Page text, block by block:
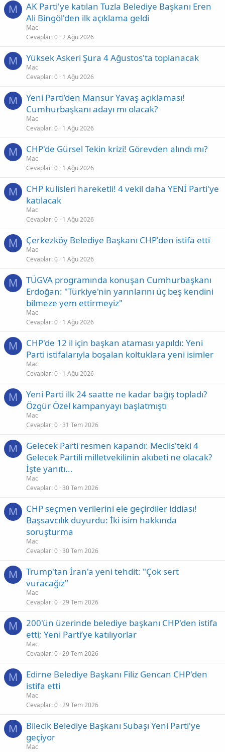
M
AK Parti'ye katılan Tuzla Belediye Başkanı Eren
Ali Bingöl'den ilk açıklama geldi
Mac
Cevaplar 0 2 Ağu 2026
M Yüksek Askeri Şura 4 Ağustos'ta toplanacak
Mac
Cevaplar 0 1 Ağu 2026
M
Yeni Parti’den Mansur Yavaş açıklaması!
Cumhurbaşkanı adayı mı olacak?
Mac
Cevaplar 0 1 Ağu 2026
M CHP'de Gürsel Tekin krizi! Görevden alındı mı?
Mac
Cevaplar 0 1 Ağu 2026
M
CHP kulisleri hareketli! 4 vekil daha YENİ Parti'ye
katılacak
Mac
Cevaplar 0 1 Ağu 2026
M Çerkezköy Belediye Başkanı CHP'den istifa etti
Mac
Cevaplar 0 1 Ağu 2026
M
TÜGVA programında konuşan Cumhurbaşkanı
Erdoğan: "Türkiye'nin yarınlarını üç beş kendini
bilmeze yem ettirmeyiz"
Mac
Cevaplar 0 1 Ağu 2026
M
CHP'de 12 il için başkan ataması yapıldı: Yeni
Parti istifalarıyla boşalan koltuklara yeni isimler
Mac
Cevaplar 0 1 Ağu 2026
M
Yeni Parti ilk 24 saatte ne kadar bağış topladı?
Özgür Özel kampanyayı başlatmıştı
Mac
Cevaplar 0 31 Tem 2026
M
Gelecek Parti resmen kapandı: Meclis'teki 4
Gelecek Partili milletvekilinin akıbeti ne olacak?
İşte yanıtı...
Mac
Cevaplar 0 30 Tem 2026
M
CHP seçmen verilerini ele geçirdiler iddiası!
Başsavcılık duyurdu: İki isim hakkında
soruşturma
Mac
Cevaplar 0 30 Tem 2026
M
Trump'tan İran'a yeni tehdit: "Çok sert
vuracağız"
Mac
Cevaplar 0 29 Tem 2026
M
200'ün üzerinde belediye başkanı CHP'den istifa
etti; Yeni Parti’ye katılıyorlar
Mac
Cevaplar 0 29 Tem 2026
M
Edirne Belediye Başkanı Filiz Gencan CHP'den
istifa etti
Mac
Cevaplar 0 29 Tem 2026
M
Bilecik Belediye Başkanı Subaşı Yeni Parti'ye
geçiyor
Mac